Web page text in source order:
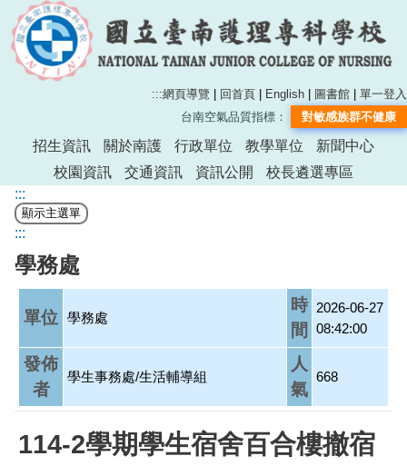
:::網頁導覽 | 回首頁 | English | 圖書館 | 單一登入
台南空氣品質指標：
對敏感族群不健康
招生資訊 關於南護 行政單位 教學單位
新聞中心
校園資訊
交通資訊 資訊公開
校長遴選專區
:::
:::
學務處
單位 學務處
時
間
2026-06-27
08:42:00
發佈
者
學生事務處/生活輔導組
人
氣
668
114-2學期學生宿舍百合樓撤宿